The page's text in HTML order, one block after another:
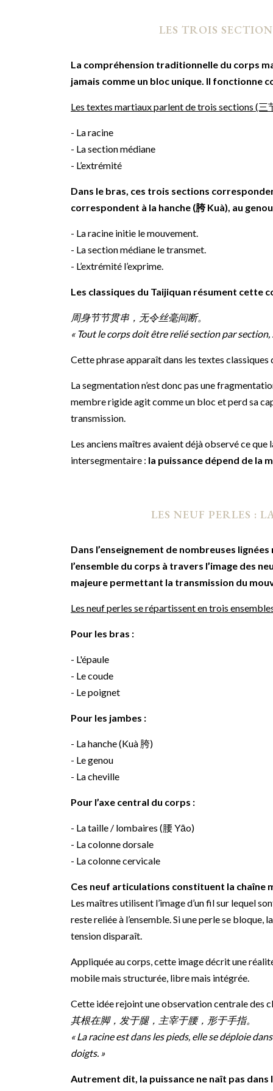
LES TROIS
La compréhension traditionnelle du corps
jamais comme un bloc unique. Il fonctionne
Les textes martiaux parlent de trois sections (三
- La racine
- La section médiane
- L’extrémité
Dans le bras, ces trois sections
correspondent à la hanche (胯 Kuà), au
- La racine initie le mouvement.
- La section médiane le transmet.
- L’extrémité l’exprime.
Les classiques du Taijiquan résument cette
周身节节贯串，无令丝毫间断。
« Tout le corps doit être relié section par
Cette phrase apparaît dans les textes
La segmentation n’est donc pas une
membre rigide agit comme un bloc et perd sa
transmission.
Les anciens maîtres avaient déjà observé ce
intersegmentaire : la puissance dépend de la
LES NEUF PERLES :
Dans l’enseignement de nombreuses
l’ensemble du corps à travers l’image des
majeure permettant la transmission du
Les neuf perles se répartissent en trois
Pour les bras :
- L'épaule
- Le coude
- Le poignet
Pour les jambes :
- La hanche (Kuà 胯)
- Le genou
- La cheville
Pour l’axe central du corps :
- La taille / lombaires (腰 Yāo)
- La colonne dorsale
- La colonne cervicale
Ces neuf articulations constituent la chaîne
Les maîtres utilisent l’image d’un fil sur lequel
reste reliée à l’ensemble. Si une perle se
tension disparaît.
Appliquée au corps, cette image décrit une
mobile mais structurée, libre mais intégrée.
Cette idée rejoint une observation centrale des
其根在脚，发于腿，主宰于腰，形于手指。
« La racine est dans les pieds, elle se déploie
doigts. »
Autrement dit, la puissance ne naît pas